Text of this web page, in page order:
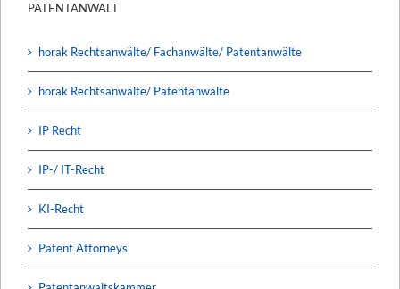
PATENTANWALT
horak Rechtsanwälte/ Fachanwälte/ Patentanwälte
horak Rechtsanwälte/ Patentanwälte
IP Recht
IP-/ IT-Recht
KI-Recht
Patent Attorneys